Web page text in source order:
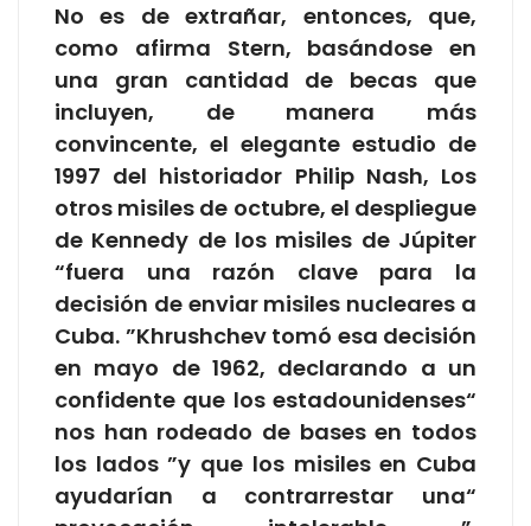
No es de extrañar, entonces, que,
como afirma Stern, basándose en
una gran cantidad de becas que
incluyen, de manera más
convincente, el elegante estudio de
1997 del historiador Philip Nash, Los
otros misiles de octubre, el despliegue
de Kennedy de los misiles de Júpiter
“fuera una razón clave para la
decisión de enviar misiles nucleares a
Cuba. ”Khrushchev tomó esa decisión
en mayo de 1962, declarando a un
confidente que los estadounidenses“
nos han rodeado de bases en todos
los lados ”y que los misiles en Cuba
ayudarían a contrarrestar una“